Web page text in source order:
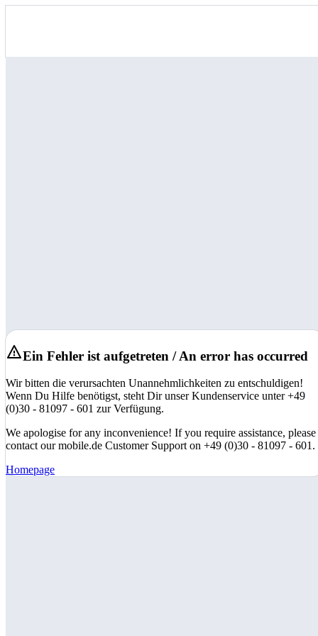
Ein Fehler ist aufgetreten / An error has occurred
Wir bitten die verursachten Unannehmlichkeiten zu entschuldigen!
Wenn Du Hilfe benötigst, steht Dir unser Kundenservice unter +49
(0)30 - 81097 - 601 zur Verfügung.
We apologise for any inconvenience! If you require assistance, please
contact our mobile.de Customer Support on +49 (0)30 - 81097 - 601.
Homepage